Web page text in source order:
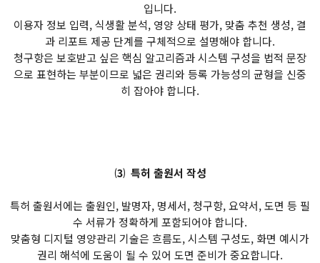
입니다.
이용자 정보 입력, 식생활 분석, 영양 상태 평가, 맞춤 추천 생성, 결
과 리포트 제공 단계를 구체적으로 설명해야 합니다.
청구항은 보호받고 싶은 핵심 알고리즘과 시스템 구성을 법적 문장
으로 표현하는 부분이므로 넓은 권리와 등록 가능성의 균형을 신중
히 잡아야 합니다.
⑶ 특허 출원서 작성
특허 출원서에는 출원인, 발명자, 명세서, 청구항, 요약서, 도면 등 필
수 서류가 정확하게 포함되어야 합니다.
맞춤형 디지털 영양관리 기술은 흐름도, 시스템 구성도, 화면 예시가
권리 해석에 도움이 될 수 있어 도면 준비가 중요합니다.